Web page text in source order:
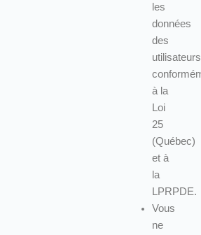
les
données
des
utilisateurs
à la
Loi
25
(Québec)
et à
la
LPRPDE.
Vous
ne